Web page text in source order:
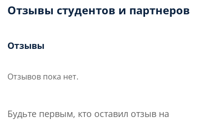
Отзывы студентов и партнеров
Отзывы
Отзывов пока нет.
Будьте первым, кто оставил отзыв на